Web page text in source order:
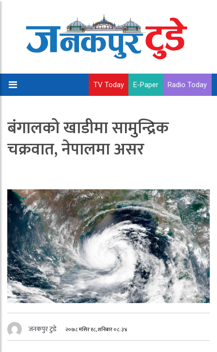
TV Today E-Paper Radio Today
बंगालको खाडीमा सामुन्द्रिक
चक्रवात, नेपालमा असर
जनकपुर टुडे २०७८ मंसिर १८, शनिबार ०८:३४